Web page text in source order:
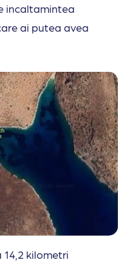
incaltamintea
ai putea avea
14,2 kilometri